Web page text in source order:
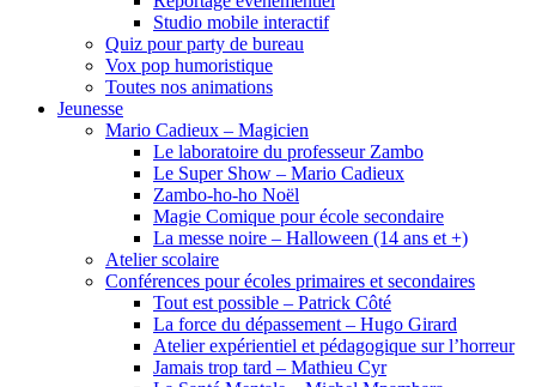
Studio mobile interactif
Quiz pour party de bureau
Vox pop humoristique
Toutes nos animations
Jeunesse
Mario Cadieux – Magicien
Le laboratoire du professeur Zambo
Le Super Show – Mario Cadieux
Zambo-ho-ho Noël
Magie Comique pour école secondaire
La messe noire – Halloween (14 ans et +)
Atelier scolaire
Conférences pour écoles primaires et secondaires
Tout est possible – Patrick Côté
La force du dépassement – Hugo Girard
Atelier expérientiel et pédagogique sur l’horreur
Jamais trop tard – Mathieu Cyr